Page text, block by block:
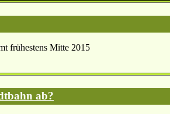
frühestens Mitte 2015
ab?